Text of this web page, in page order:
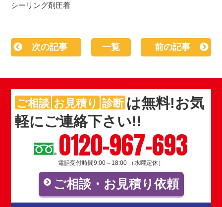
シーリング剤圧着
次の記事 一覧 前の記事
ご相談 お見積り 診断 は無料!お気
軽にご連絡下さい!!
0120-967-693
電話受付時間9:00～18:00 （水曜定休）
ご相談・お見積り依頼